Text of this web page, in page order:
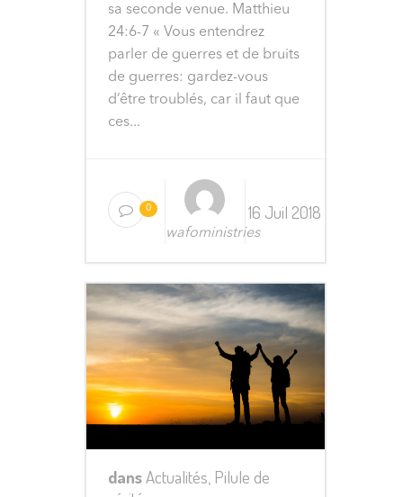
sa seconde venue. Matthieu
24:6-7 « Vous entendrez
parler de guerres et de bruits
de guerres: gardez-vous
d’être troublés, car il faut que
ces...
0
wafoministries
16 Juil 2018
dansActualités Pilule de